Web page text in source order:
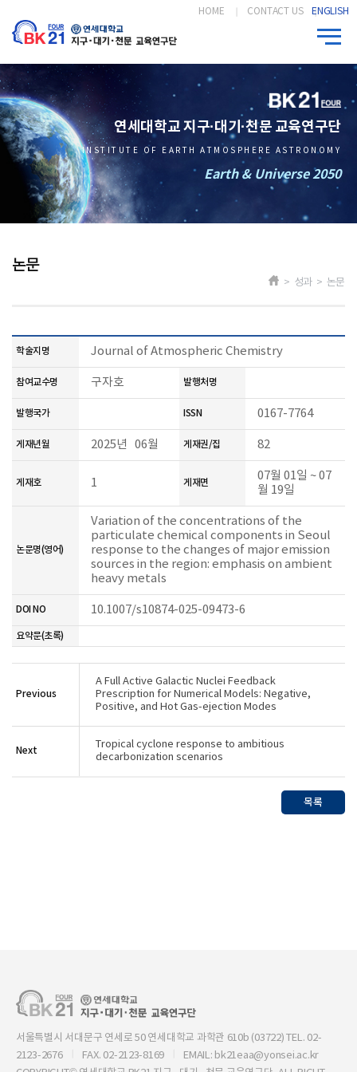
HOME CONTACT US ENGLISH
연세대학교 지구·대기·천문 교육연구단
INSTITUTE OF EARTH ATMOSPHERE ASTRONOMY
Earth & Universe 2050
논문
> 성과 > 논문
학술지명 Journal of Atmospheric Chemistry
참여교수명 구자호 발행처명
발행국가 ISSN 0167-7764
게재년월 2025년 06월 게재권/집 82
게재호 1 게재면
07월 01일 ~ 07
월 19일
논문명(영어)
Variation of the concentrations of the
particulate chemical components in Seoul
response to the changes of major emission
sources in the region: emphasis on ambient
heavy metals
DOI NO 10.1007/s10874-025-09473-6
요약문(초록)
Previous
A Full Active Galactic Nuclei Feedback
Prescription for Numerical Models: Negative,
Positive, and Hot Gas-ejection Modes
Next
Tropical cyclone response to ambitious
decarbonization scenarios
목록
서울특별시 서대문구 연세로 50 연세대학교 과학관 610b (03722) TEL. 02-
2123-2676
FAX. 02-2123-8169
EMAIL: bk21eaa@yonsei.ac.kr